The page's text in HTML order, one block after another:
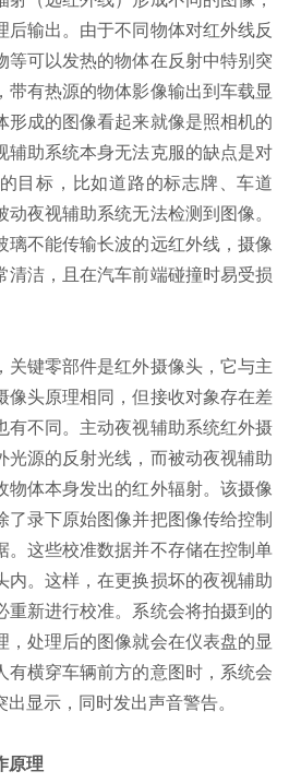
后输出。由于不同物体对红外线反
等可以发热的物体在反射中特别突
带有热源的物体影像输出到车载显
形成的图像看起来就像是照相机的
辅助系统本身无法克服的缺点是对
目标，比如道路的标志牌、车道
夜视辅助系统无法检测到图像。
璃不能传输长波的远红外线，摄像
清洁，且在汽车前端碰撞时易受损
关键零部件是红外摄像头，它与主
像头原理相同，但接收对象存在差
有不同。主动夜视辅助系统红外摄
光源的反射光线，而被动夜视辅助
物体本身发出的红外辐射。该摄像
了录下原始图像并把图像传给控制
。这些校准数据并不存储在控制单
内。这样，在更换损坏的夜视辅助
重新进行校准。系统会将拍摄到的
，处理后的图像就会在仪表盘的显
有横穿车辆前方的意图时，系统会
显示，同时发出声音警告。
原理